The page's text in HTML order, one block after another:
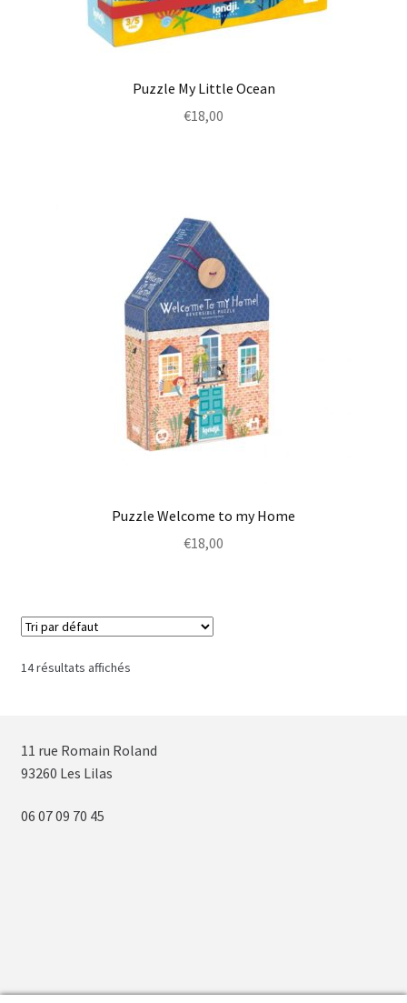
Puzzle My Little Ocean
€18,00
Puzzle Welcome to my Home
€18,00
14 résultats affichés
11 rue Romain Roland
93260 Les Lilas
06 07 09 70 45